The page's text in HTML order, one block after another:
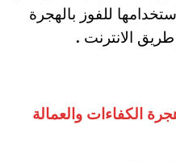
للفوز بالهجرة
الانترنت .
الكفاءات والعمالة